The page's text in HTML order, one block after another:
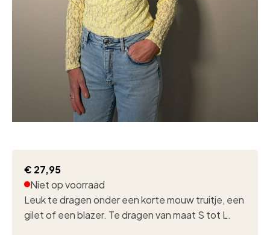
€ 27,95
Niet op voorraad
Leuk te dragen onder een korte mouw truitje, een
gilet of een blazer. Te dragen van maat S tot L.